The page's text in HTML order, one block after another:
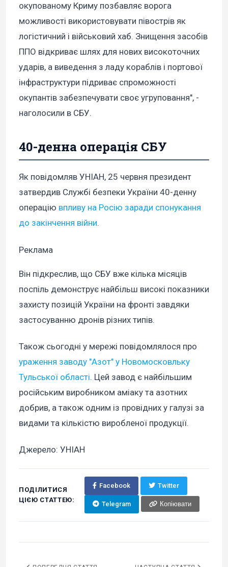
окупованому Криму позбавляє ворога
можливості використовувати півострів як
логістичний і військовий хаб. Знищення засобів
ППО відкриває шлях для нових високоточних
ударів, а виведення з ладу кораблів і портової
інфраструктури підриває спроможності
окупантів забезпечувати своє угруповання", -
наголосили в СБУ.
40-денна операція СБУ
Як повідомляв УНІАН, 25 червня президент
затвердив Службі безпеки України 40-денну
операцію впливу на Росію заради спонукання
до закінчення війни.
Реклама
Він підкреслив, що СБУ вже кілька місяців
поспіль демонструє найбільш високі показники
захисту позицій України на фронті завдяки
застосуванню дронів різних типів.
Також сьогодні у мережі повідомлялося про
ураження заводу "Азот" у Новомосковльку
Тульської області. Цей завод є найбільшим
російським виробником аміаку та азотних
добрив, а також одним із провідних у галузі за
видами та кількістю виробленої продукції.
Джерело: УНІАН
ПОДІЛИТИСЯ
ЦІЄЮ СТАТТЕЮ:
Facebook Twitter
Telegram Копіювати